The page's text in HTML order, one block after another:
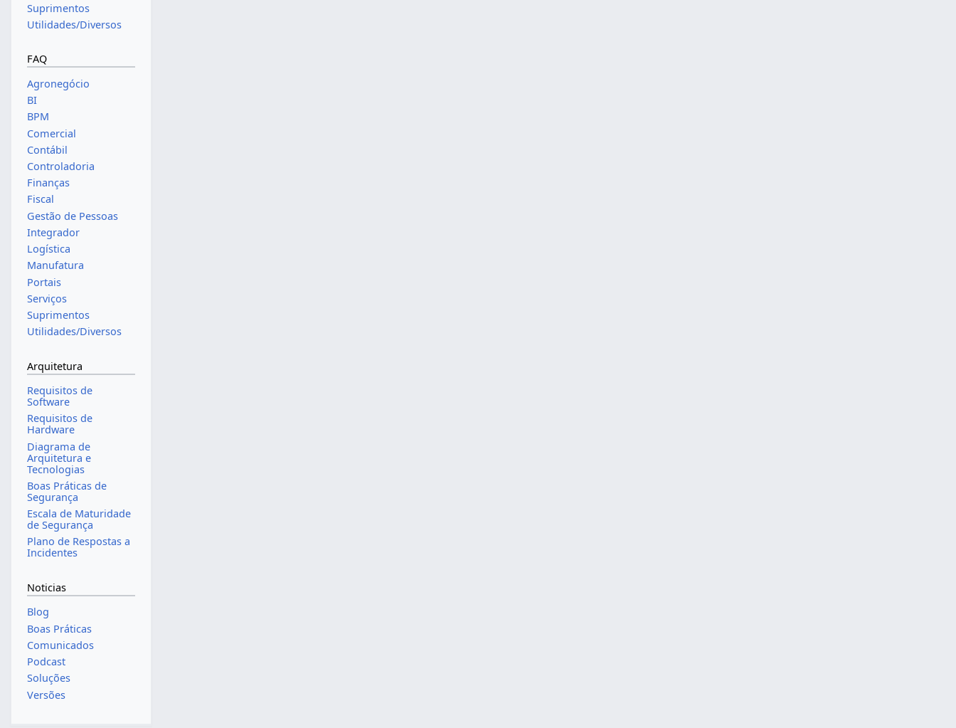
Suprimentos
Utilidades/Diversos
FAQ
Agronegócio
BI
BPM
Comercial
Contábil
Controladoria
Finanças
Fiscal
Gestão de Pessoas
Integrador
Logística
Manufatura
Portais
Serviços
Suprimentos
Utilidades/Diversos
Arquitetura
Requisitos de
Software
Requisitos de
Hardware
Diagrama de
Arquitetura e
Tecnologias
Boas Práticas de
Segurança
Escala de Maturidade
de Segurança
Plano de Respostas a
Incidentes
Noticias
Blog
Boas Práticas
Comunicados
Podcast
Soluções
Versões